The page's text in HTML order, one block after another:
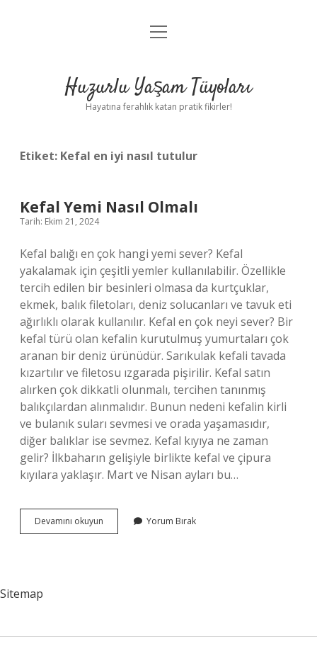
Anasayfa
Yasal Uyarı
menüyü
Huzurlu Yaşam Tüyoları
Hayatına ferahlık katan pratik fikirler!
Etiket: Kefal en iyi nasıl tutulur
Kefal Yemi Nasıl Olmalı
Tarih: Ekim 21, 2024
Kefal balığı en çok hangi yemi sever? Kefal
yakalamak için çeşitli yemler kullanılabilir. Özellikle
tercih edilen bir besinleri olmasa da kurtçuklar,
ekmek, balık filetoları, deniz solucanları ve tavuk eti
ağırlıklı olarak kullanılır. Kefal en çok neyi sever? Bir
kefal türü olan kefalin kurutulmuş yumurtaları çok
aranan bir deniz ürünüdür. Sarıkulak kefali tavada
kızartılır ve filetosu ızgarada pişirilir. Kefal satın
alırken çok dikkatli olunmalı, tercihen tanınmış
balıkçılardan alınmalıdır. Bunun nedeni kefalin kirli
ve bulanık suları sevmesi ve orada yaşamasıdır,
diğer balıklar ise sevmez. Kefal kıyıya ne zaman
gelir? İlkbaharın gelişiyle birlikte kefal ve çipura
kıyılara yaklaşır. Mart ve Nisan ayları bu…
Devamını okuyun
Yemi
Yorum Bırak
Sitemap